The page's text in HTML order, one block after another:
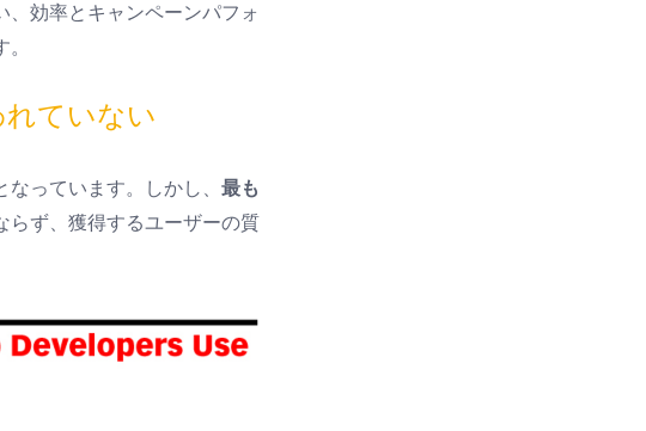
効率とキャンペーンパフォ
ていない
っています。しかし、 最も
らず、獲得するユーザーの質